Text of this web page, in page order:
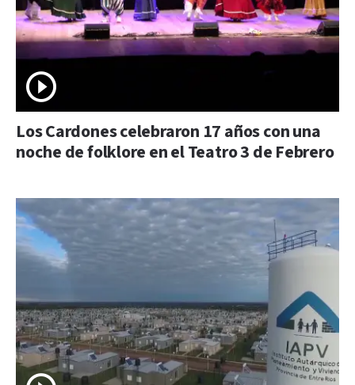
Los Cardones celebraron 17 años con una
noche de folklore en el Teatro 3 de Febrero